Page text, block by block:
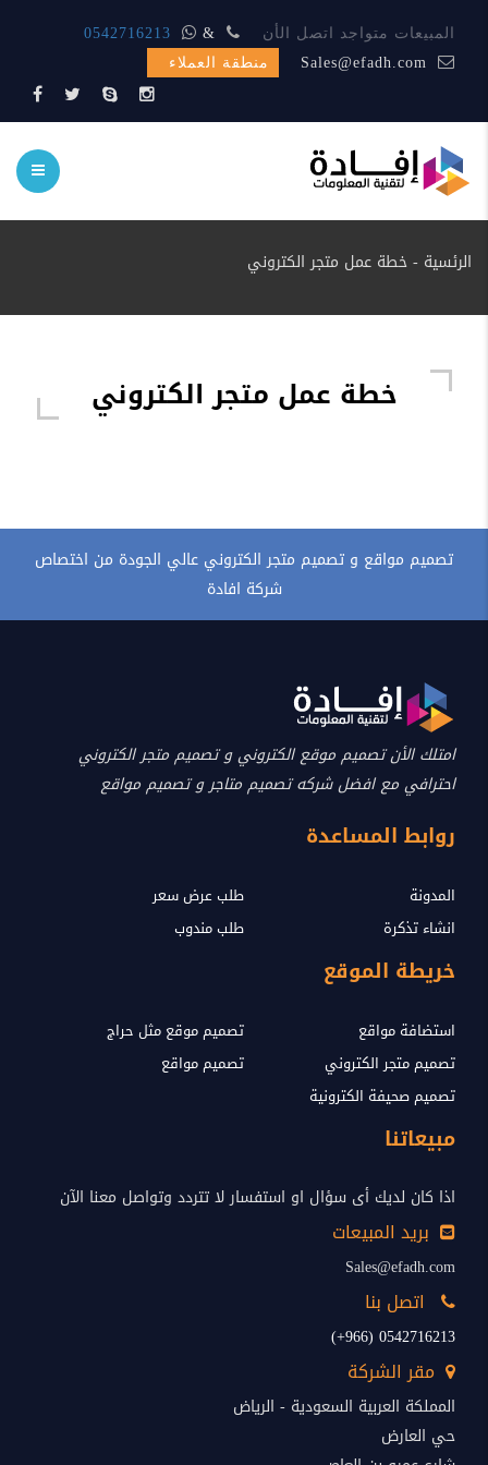
المبيعات متواجد اتصل الأن &
0542716213
منطقة العملاء
الرئسية -خطة عمل متجر الكتروني
خطة عمل متجر الكتروني
تصميم مواقع و تصميم متجر الكتروني عالي الجودة من اختصاص
شركة افادة
امتلك الأن تصميم موقع الكتروني و تصميم متجر الكتروني
احترافي مع افضل شركه تصميم متاجر و تصميم مواقع
روابط المساعدة
المدونة
طلب عرض سعر
انشاء تذكرة
طلب مندوب
خريطة الموقع
استضافة مواقع
تصميم موقع مثل حراج
تصميم متجر الكتروني
تصميم مواقع
تصميم صحيفة الكترونية
مبيعاتنا
اذا كان لديك أى سؤال او استفسار لا تتردد وتواصل معنا الآن
بريد المبيعات
Sales@efadh.com
اتصل بنا
0542716213 (966+)
مقر الشركة
المملكة العربية السعودية - الرياض
حي العارض